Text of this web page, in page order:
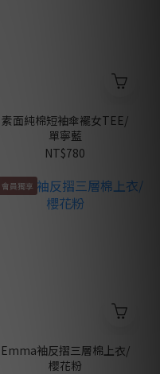
素面純棉短袖傘襬女TEE/
單寧藍
NT$780
會員獨享
Emma袖反摺三層棉上衣/
櫻花粉